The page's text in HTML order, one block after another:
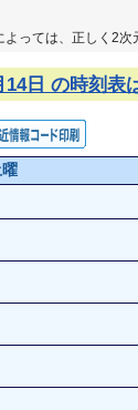
っては、正しく2次
日 の時刻表